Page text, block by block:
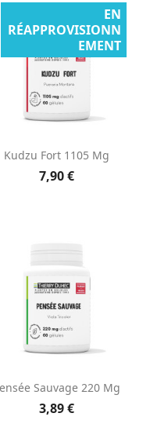
Kudzu Fort 1105 Mg
7,90 €
EN
RÉAPPROVISIONN
EMENT
Sauvage 220 Mg
3,89 €